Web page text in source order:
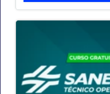
Aulas
AO
GRATUITAS!